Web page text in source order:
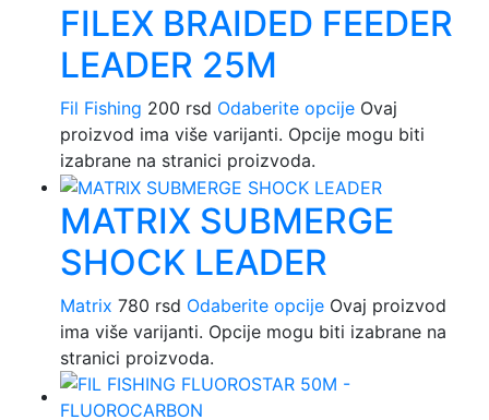
FILEX BRAIDED FEEDER
LEADER 25M
Fil Fishing 200 rsd Odaberite opcije Ovaj
proizvod ima više varijanti. Opcije mogu biti
izabrane na stranici proizvoda.
MATRIX SUBMERGE
SHOCK LEADER
Matrix 780 rsd Odaberite opcije Ovaj proizvod
ima više varijanti. Opcije mogu biti izabrane na
stranici proizvoda.